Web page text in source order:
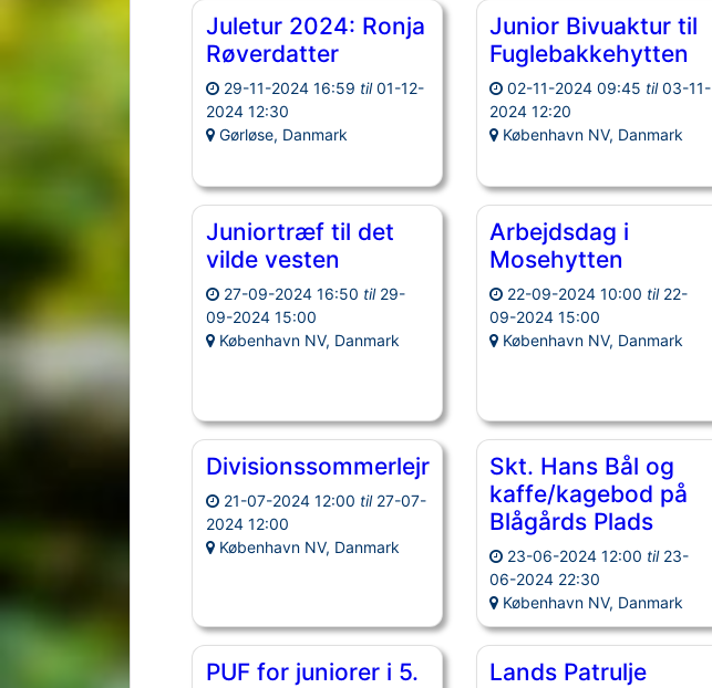
Juletur 2024: Ronja
Røverdatter
29-11-2024 16:59 til 01-12-
2024 12:30
Gørløse, Danmark
Junior Bivuaktur til
Fuglebakkehytten
02-11-2024 09:45 til 03-11-
2024 12:20
København NV, Danmark
Juniortræf til det
vilde vesten
27-09-2024 16:50 til 29-
09-2024 15:00
København NV, Danmark
Arbejdsdag i
Mosehytten
22-09-2024 10:00 til 22-
09-2024 15:00
København NV, Danmark
Divisionssommerlejr
21-07-2024 12:00 til 27-07-
2024 12:00
København NV, Danmark
Skt. Hans Bål og
kaffe/kagebod på
Blågårds Plads
23-06-2024 12:00 til 23-
06-2024 22:30
København NV, Danmark
PUF for juniorer i 5.
Lands Patrulje